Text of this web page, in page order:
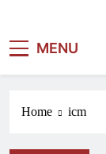
MENU
Home icm